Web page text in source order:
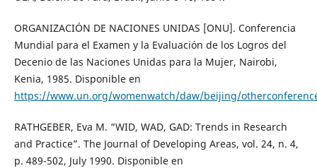
ORGANIZACIÓN DE NACIONES UNIDAS [ONU]. Conferencia
Mundial para el Examen y la Evaluación de los Logros del
Decenio de las Naciones Unidas para la Mujer, Nairobi,
Kenia, 1985. Disponible en
https://www.un.org/womenwatch/daw/beijing/
RATHGEBER, Eva M. “WID, WAD, GAD: Trends in Research
and Practice”. The Journal of Developing Areas, vol. 24, n. 4,
p. 489-502, July 1990. Disponible en